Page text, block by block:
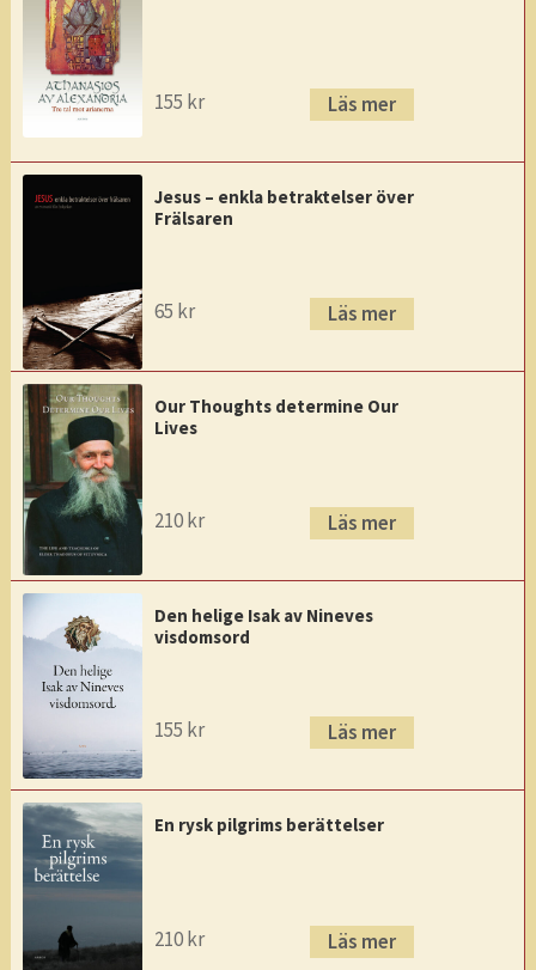
155 kr Läs mer
Jesus – enkla betraktelser över
Frälsaren
65 kr Läs mer
Our Thoughts determine Our
Lives
210kr Läs mer
Den helige Isak av Nineves
visdomsord
155 kr Läs mer
En rysk pilgrims berättelser
210kr Läs mer